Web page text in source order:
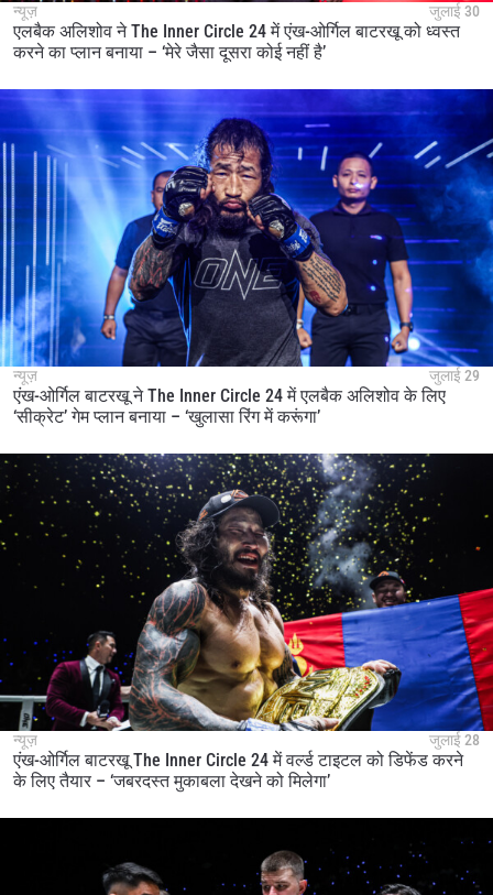
न्यूज़ जुलाई 30
एलबैक अलिशोव ने The Inner Circle 24 में एंख-ओर्गिल बाटरखू को ध्वस्त
करने का प्लान बनाया – ‘मेरे जैसा दूसरा कोई नहीं है’
न्यूज़ जुलाई 29
एंख-ओर्गिल बाटरखू ने The Inner Circle 24 में एलबैक अलिशोव के लिए
‘सीक्रेट’ गेम प्लान बनाया – ‘खुलासा रिंग में करूंगा’
न्यूज़ जुलाई 28
एंख-ओर्गिल बाटरखू The Inner Circle 24 में वर्ल्ड टाइटल को डिफेंड करने
के लिए तैयार – ‘जबरदस्त मुकाबला देखने को मिलेगा’